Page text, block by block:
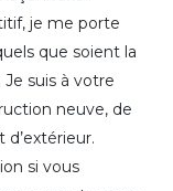
je me porte
que soient la
suis à votre
neuve, de
d’extérieur.
si vous